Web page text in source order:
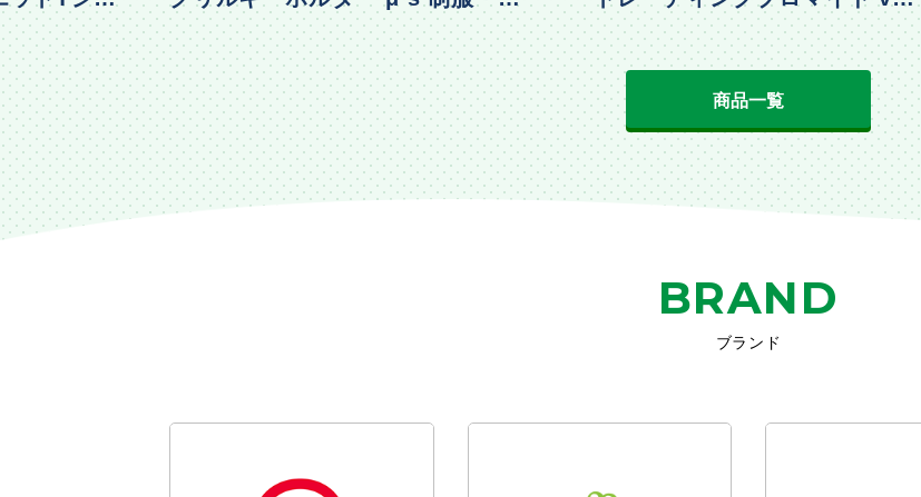
着ver.
2
商品一覧
BRAND
ブランド